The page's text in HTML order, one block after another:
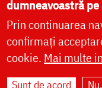
LIVE
dumneavoastră
Prin continuarea
confirmați
cookie. Mai multe
Sunt de acord